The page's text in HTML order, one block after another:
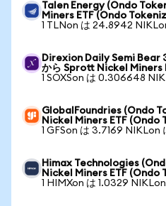
Talen Energy (Ondo
Miners ETF (Ondo
1 TLNon は 24.8942
Direxion Daily Semi Bear
から Sprott Nickel Miners
1 SOXSon は 0.306648
GlobalFoundries (Ondo
Nickel Miners ETF (Ondo
1 GFSon は 3.7169 NIKLon
Himax Technologies
Nickel Miners ETF (Ondo
1 HIMXon は 1.0329